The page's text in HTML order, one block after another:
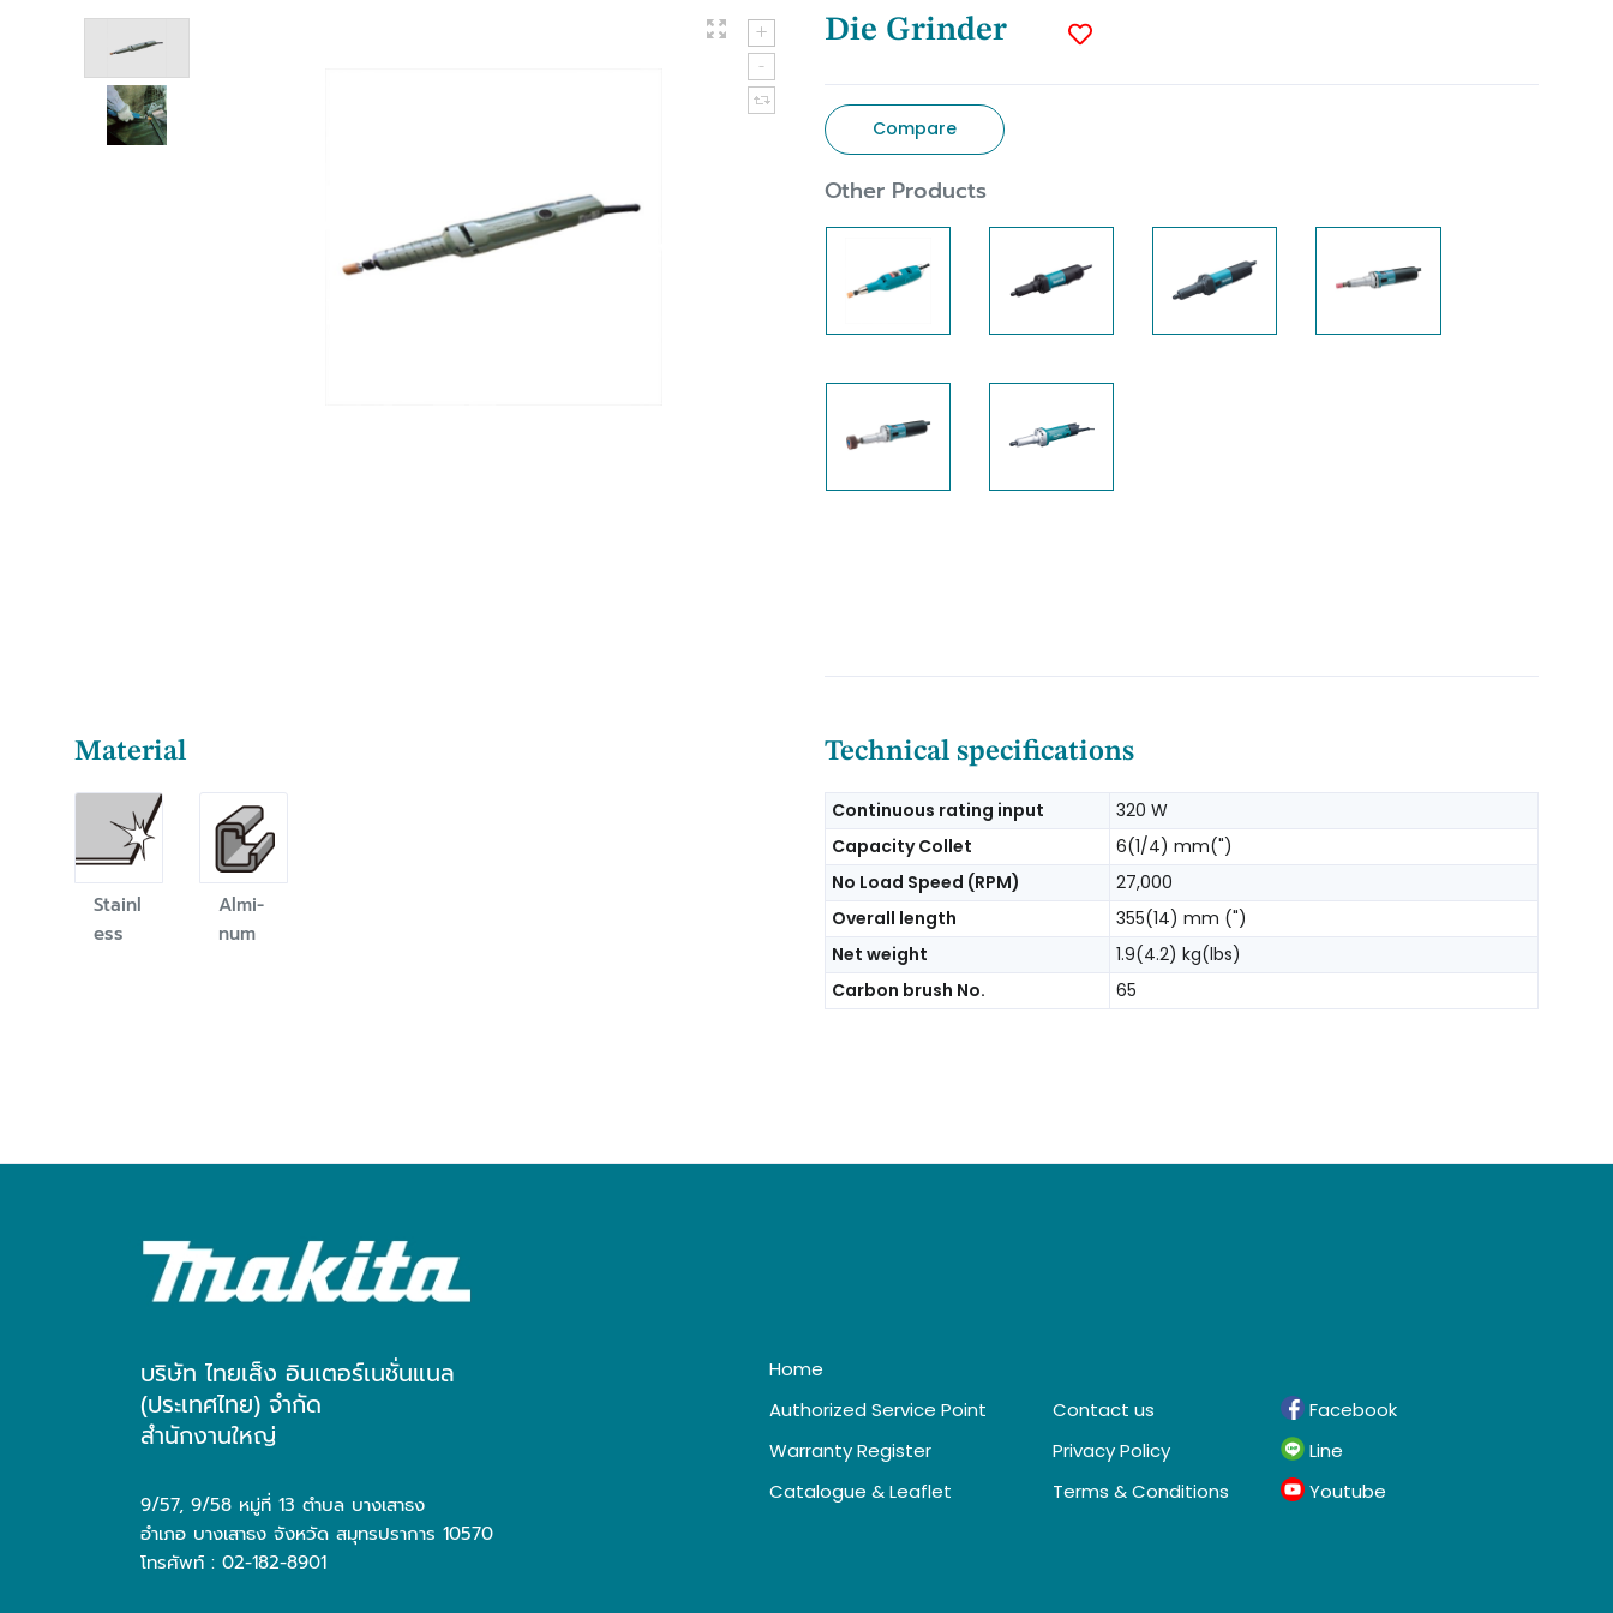
Die Grinder
Compare
Other Products
Material
Stainl
ess
Almi-
num
Technical specifications
Continuous rating input
320 W
Capacity Collet
6(1/4) mm(")
No Load Speed (RPM)
27,000
Overall length
355(14) mm (")
Net weight
1.9(4.2) kg(lbs)
Carbon brush No.
65
บริษัท ไทยเส็ง อินเตอร์เนชั่นแนล
(ประเทศไทย) จำกัด
สำนักงานใหญ่
9/57, 9/58 หมู่ที่ 13 ตำบล บางเสาธง
อำเภอ บางเสาธง จังหวัด สมุทรปราการ 10570
โทรศัพท์ : 02-182-8901
Home
Authorized Service Point
Warranty Register
Catalogue & Leaflet
Contact us
Privacy Policy
Terms & Conditions
Facebook
Line
Youtube